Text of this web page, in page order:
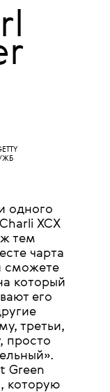
одного
XCX
тем
чарта
сможете
который
его
третьи,
просто
Green
которую